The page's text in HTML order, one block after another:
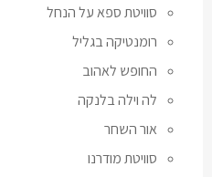
סוויטת ספא על הנחל
רומנטיקה בגליל
החופש לאהוב
לה וילה בלנקה
אור השחר
סוויטת מודרנו